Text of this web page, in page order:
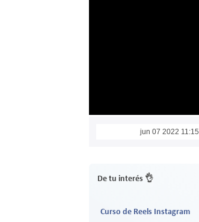
jun 07 2022 11:15
De tu interés 👌
Curso de Reels Instagram